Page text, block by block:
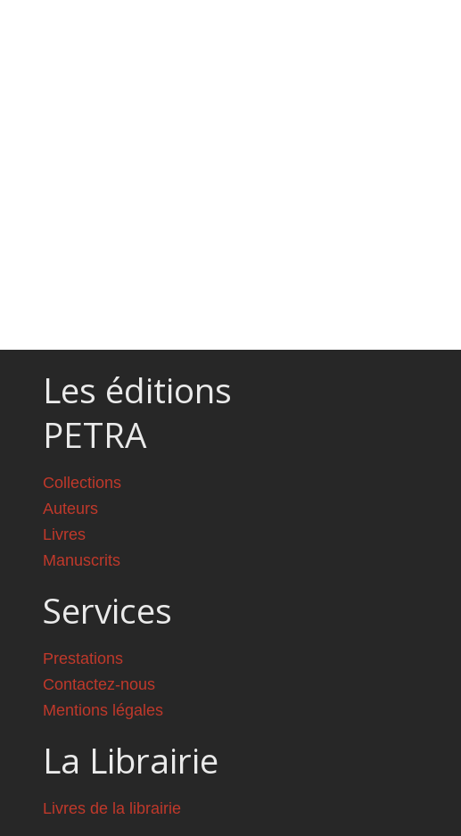
Les éditions
PETRA
Collections
Auteurs
Livres
Manuscrits
Services
Prestations
Contactez-nous
Mentions légales
La Librairie
Livres de la librairie